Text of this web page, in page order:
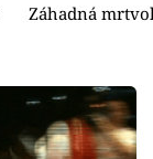
Záhadná